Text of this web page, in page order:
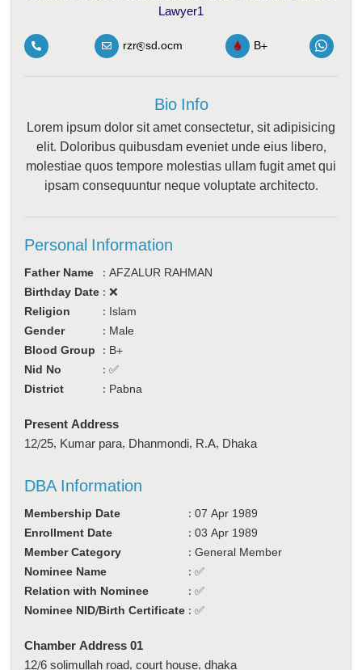
Lawyer1
rzr@sd.ocm B+
Bio Info
Lorem ipsum dolor sit amet consectetur, sit adipisicing
elit. Doloribus quibusdam eveniet unde eius libero,
molestiae quos tempore molestias ullam fugit amet qui
ipsam consequuntur neque voluptate architecto.
Personal Information
Father Name : AFZALUR RAHMAN
Birthday Date : ❌
Religion
: Islam
Gender
: Male
Blood Group
: B+
Nid No
: ✅
District
: Pabna
Present Address
12/25, Kumar para, Dhanmondi, R.A, Dhaka
DBA Information
Membership Date : 07 Apr 1989
Enrollment Date
: 03 Apr 1989
Member Category
: General Member
Nominee Name
: ✅
Relation with Nominee
: ✅
Nominee NID/Birth Certificate : ✅
Chamber Address 01
12/6 solimullah road, court house, dhaka